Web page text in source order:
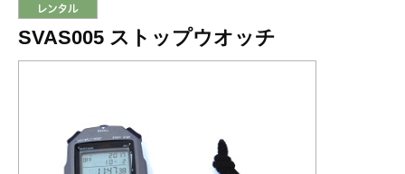
SVAS005 ストップウオッチ